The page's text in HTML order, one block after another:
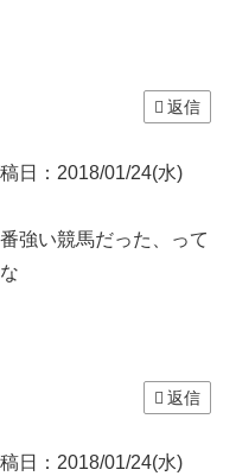
返信
日：2018/01/24(水)
強い競馬だった、って
返信
日：2018/01/24(水)